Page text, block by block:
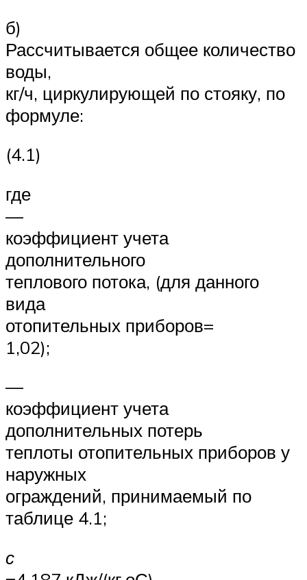
б)
Рассчитывается общее количество
воды,
кг/ч, циркулирующей по стояку, по
формуле:
(4.1)
где
—
коэффициент учета
дополнительного
теплового потока, (для данного
вида
отопительных приборов=
1,02);
—
коэффициент учета
дополнительных потерь
теплоты отопительных приборов у
наружных
ограждений, принимаемый по
таблице 4.1;
с